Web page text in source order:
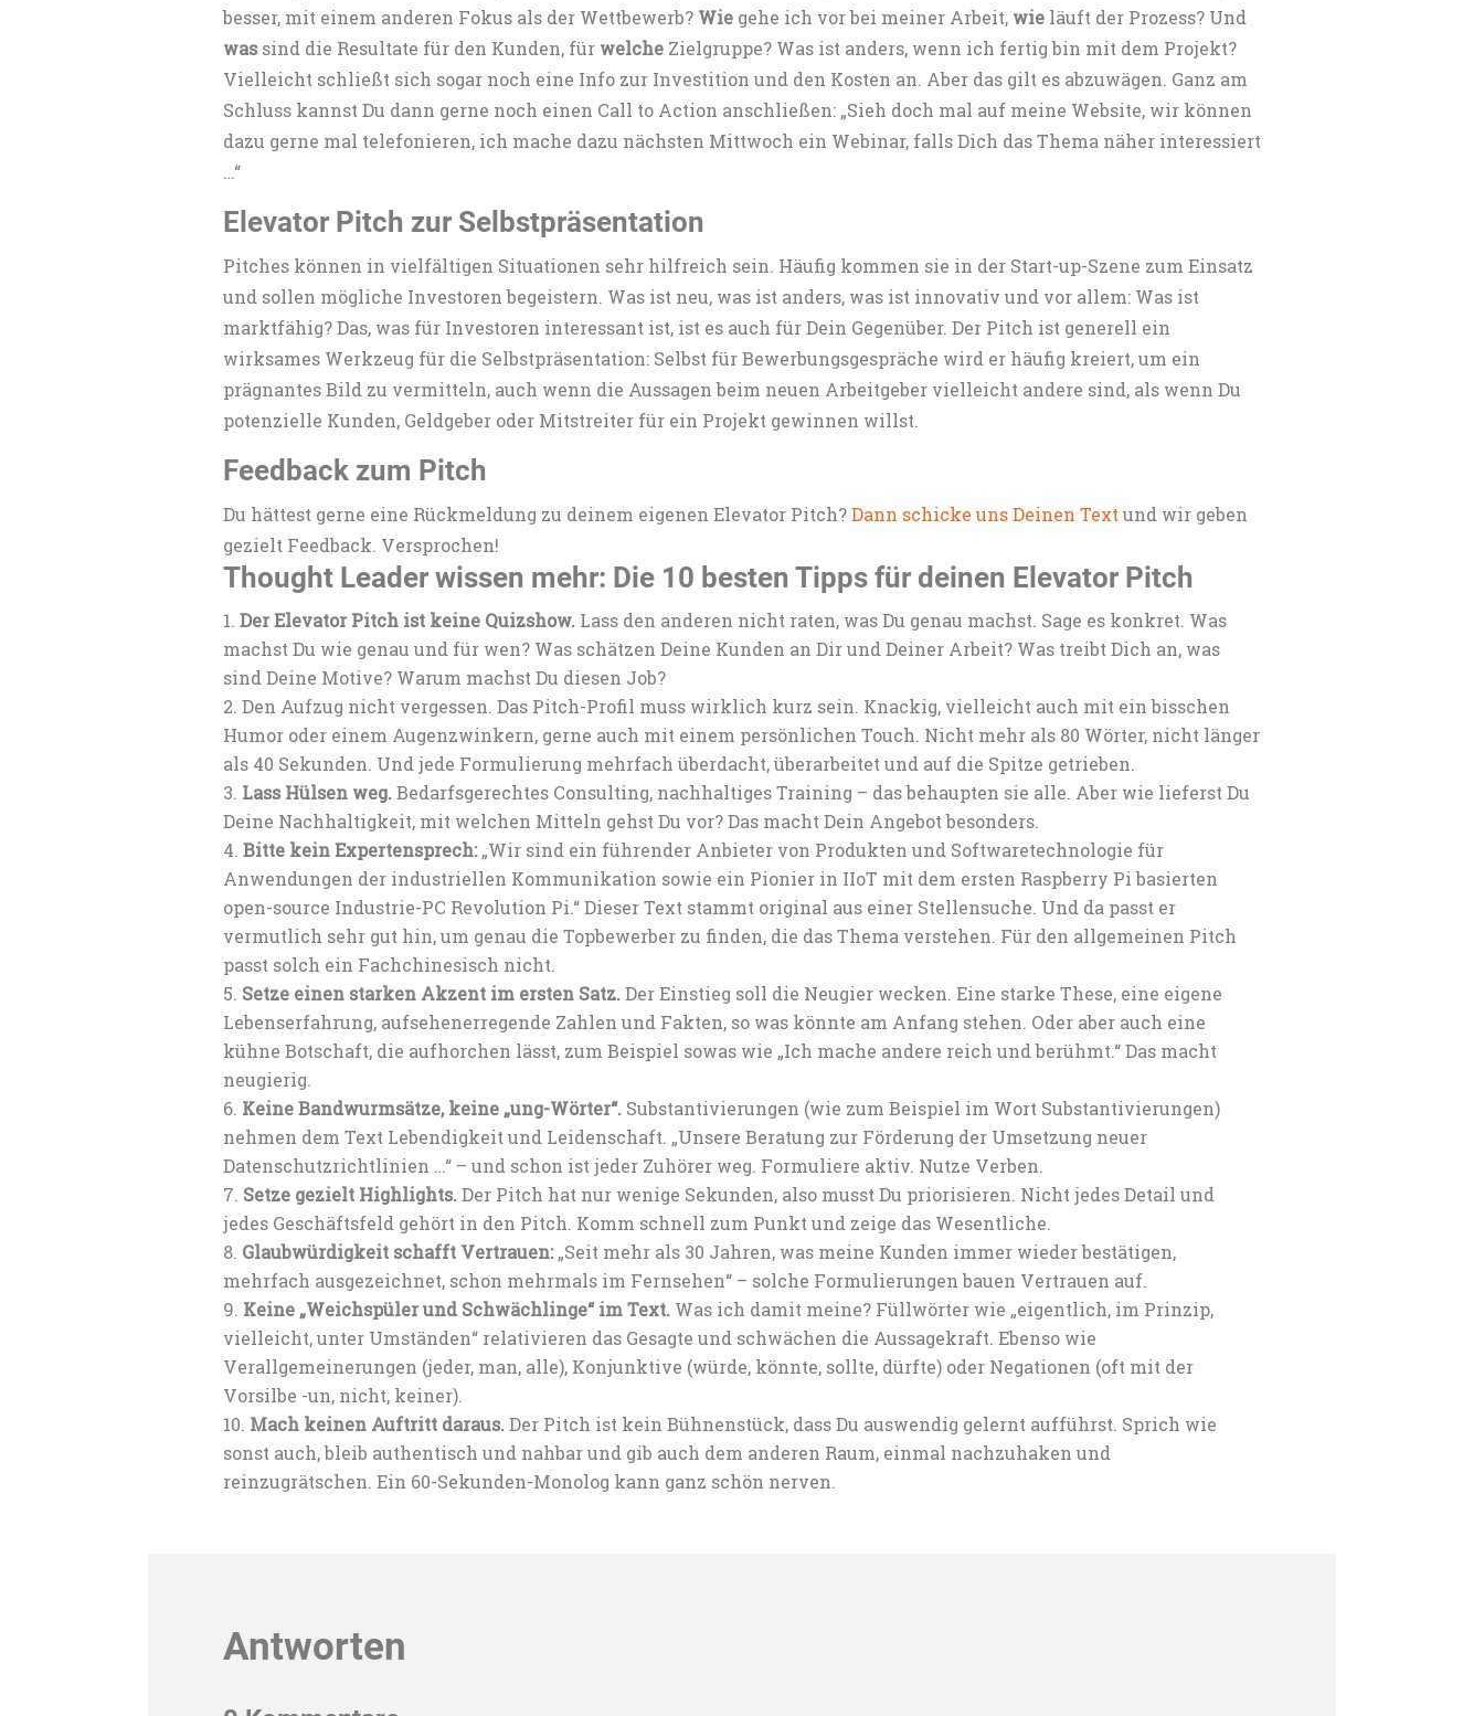
besser, mit einem anderen Fokus als der Wettbewerb? Wiegehe ich vor bei meiner Arbeit, wieläuft der Prozess? Und
wassind die Resultate für den Kunden, für welcheZielgruppe? Was ist anders, wenn ich fertig bin mit dem Projekt?
Vielleicht schließt sich sogar noch eine Info zur Investition und den Kosten an. Aber das gilt es abzuwägen. Ganz am
Schluss kannst Du dann gerne noch einen Call to Action anschließen: „Sieh doch mal auf meine Website, wir können
dazu gerne mal telefonieren, ich mache dazu nächsten Mittwoch ein Webinar, falls Dich das Thema näher interessiert
…“
Elevator Pitch zur Selbstpräsentation
Pitches können in vielfältigen Situationen sehr hilfreich sein. Häufig kommen sie in der Start-up-Szene zum Einsatz
und sollen mögliche Investoren begeistern. Was ist neu, was ist anders, was ist innovativ und vor allem: Was ist
marktfähig? Das, was für Investoren interessant ist, ist es auch für Dein Gegenüber. Der Pitch ist generell ein
wirksames Werkzeug für die Selbstpräsentation: Selbst für Bewerbungsgespräche wird er häufig kreiert, um ein
prägnantes Bild zu vermitteln, auch wenn die Aussagen beim neuen Arbeitgeber vielleicht andere sind, als wenn Du
potenzielle Kunden, Geldgeber oder Mitstreiter für ein Projekt gewinnen willst.
Feedback zum Pitch
Du hättest gerne eine Rückmeldung zu deinem eigenen Elevator Pitch?Dann schicke uns Deinen Textund wir geben
gezielt Feedback. Versprochen!
Thought Leader wissen mehr: Die 10 besten Tipps für deinen Elevator Pitch
Der Elevator Pitch ist keine Quizshow.Lass den anderen nicht raten, was Du genau machst. Sage es konkret. Was
machst Du wie genau und für wen? Was schätzen Deine Kunden an Dir und Deiner Arbeit? Was treibt Dich an, was
sind Deine Motive? Warum machst Du diesen Job?
Den Aufzug nicht vergessen. Das Pitch-Profil muss wirklich kurz sein. Knackig, vielleicht auch mit ein bisschen
Humor oder einem Augenzwinkern, gerne auch mit einem persönlichen Touch. Nicht mehr als 80 Wörter, nicht länger
als 40 Sekunden. Und jede Formulierung mehrfach überdacht, überarbeitet und auf die Spitze getrieben.
Lass Hülsen weg.Bedarfsgerechtes Consulting, nachhaltiges Training – das behaupten sie alle. Aber wie lieferst Du
Deine Nachhaltigkeit, mit welchen Mitteln gehst Du vor? Das macht Dein Angebot besonders.
Bitte kein Expertensprech:„Wir sind ein führender Anbieter von Produkten und Softwaretechnologie für
Anwendungen der industriellen Kommunikation sowie ein Pionier in IIoT mit dem ersten Raspberry Pi basierten
open-source Industrie-PC Revolution Pi.“ Dieser Text stammt original aus einer Stellensuche. Und da passt er
vermutlich sehr gut hin, um genau die Topbewerber zu finden, die das Thema verstehen. Für den allgemeinen Pitch
passt solch ein Fachchinesisch nicht.
Setze einen starken Akzent im ersten Satz.Der Einstieg soll die Neugier wecken. Eine starke These, eine eigene
Lebenserfahrung, aufsehenerregende Zahlen und Fakten, so was könnte am Anfang stehen. Oder aber auch eine
kühne Botschaft, die aufhorchen lässt, zum Beispiel sowas wie „Ich mache andere reich und berühmt.“ Das macht
neugierig.
Keine Bandwurmsätze, keine „ung-Wörter“.Substantivierungen (wie zum Beispiel im Wort Substantivierungen)
nehmen dem Text Lebendigkeit und Leidenschaft. „Unsere Beratung zur Förderung der Umsetzung neuer
Datenschutzrichtlinien …“ – und schon ist jeder Zuhörer weg. Formuliere aktiv. Nutze Verben.
Setze gezielt Highlights.Der Pitch hat nur wenige Sekunden, also musst Du priorisieren. Nicht jedes Detail und
jedes Geschäftsfeld gehört in den Pitch. Komm schnell zum Punkt und zeige das Wesentliche.
Glaubwürdigkeit schafft Vertrauen:„Seit mehr als 30 Jahren, was meine Kunden immer wieder bestätigen,
mehrfach ausgezeichnet, schon mehrmals im Fernsehen“ – solche Formulierungen bauen Vertrauen auf.
Keine „Weichspüler und Schwächlinge“ im Text.Was ich damit meine? Füllwörter wie „eigentlich, im Prinzip,
vielleicht, unter Umständen“ relativieren das Gesagte und schwächen die Aussagekraft. Ebenso wie
Verallgemeinerungen (jeder, man, alle), Konjunktive (würde, könnte, sollte, dürfte) oder Negationen (oft mit der
Vorsilbe -un, nicht, keiner).
Mach keinen Auftritt daraus.Der Pitch ist kein Bühnenstück, dass Du auswendig gelernt aufführst. Sprich wie
sonst auch, bleib authentisch und nahbar und gib auch dem anderen Raum, einmal nachzuhaken und
reinzugrätschen. Ein 60-Sekunden-Monolog kann ganz schön nerven.
Antworten